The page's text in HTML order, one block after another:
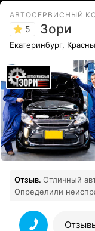
АВТОСЕРВИСНЫЙ
5 Зори
Екатеринбург,
Отзыв. Отличный
Определили
комната отдыха,